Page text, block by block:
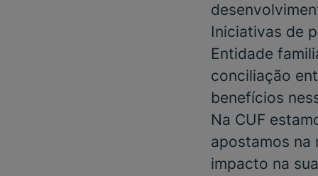
Iniciativas de
Entidade
conciliação
benefícios
Na CUF
apostamos na
impacto na